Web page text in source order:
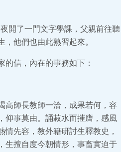
開了一門文字學課，父親前往聽
他們也由此熟習起來。
信，內在的事務如下：
高師長教師一洽，成果若何，容
仰事莫由。誦菽水而摧膺，感風
先容，教外籍研討生釋教史，
生擅自度今朝情形，事畜實迫于